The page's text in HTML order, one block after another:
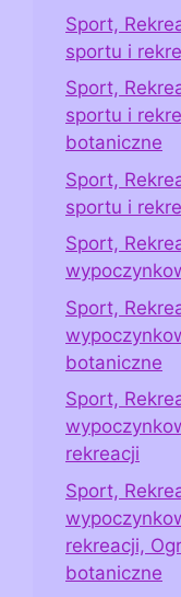
Sport,
sportu i
Sport,
sportu i
botaniczne
Sport,
sportu i
Sport,
Sport,
botaniczne
Sport,
rekreacji
Sport,
rekreacji,
botaniczne